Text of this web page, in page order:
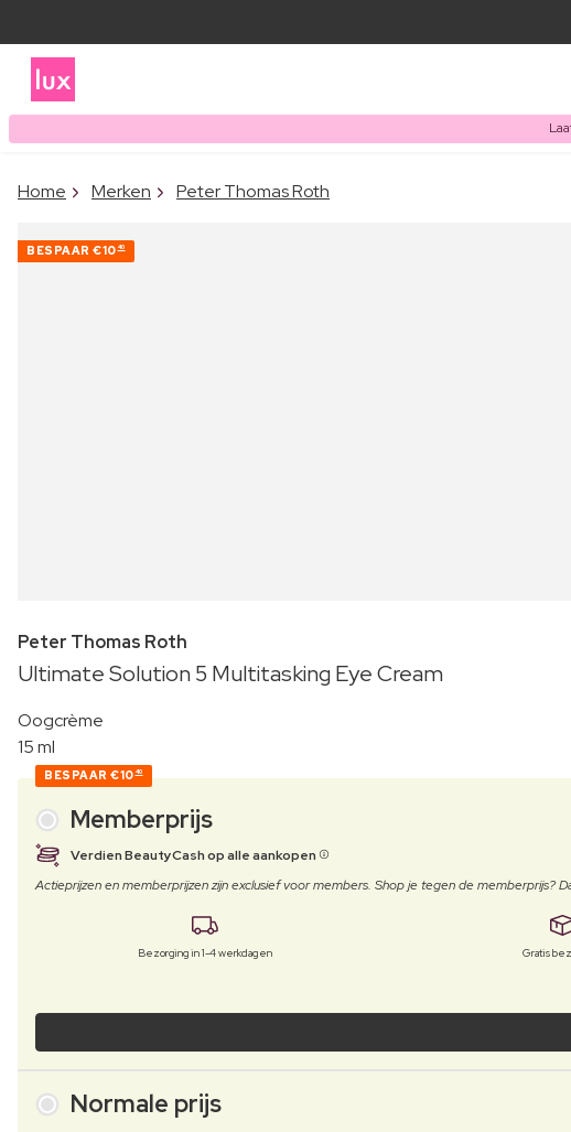
Home Merken Peter Thomas Roth
BESPAAR €10 40
Peter Thomas Roth
Ultimate Solution 5 Multitasking Eye Cream
Oogcrème
15 ml
BESPAAR €10 40
Memberprijs
Verdien BeautyCash op alle aankopen
Actieprijzen en memberprijzen zijn exclusief voor members. Shop je tegen de memberprijs?
Bezorging in 1-4 werkdagen Gratis
Normale prijs